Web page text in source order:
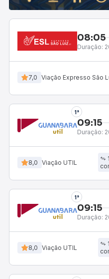
08:05
Duração:
7,0 Viação Expresso São
1°
09:15
Duração:
8,0 Viação UTIL
1
1°
09:15
Duração:
8,0 Viação UTIL
1